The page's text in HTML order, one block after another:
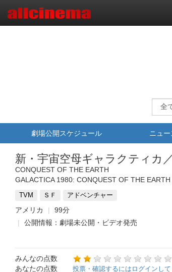
劇場公開スケジュール ニュー
新・宇宙空母ギャラクティカ
CONQUEST OF THE EARTH
GALACTICA 1980: CONQUEST OF THE EARTH
TVM ＳＦ アドベンチャー
アメリカ
99分
公開情報：劇場未公開・ビデオ発売
みんなの点数
あなたの点数
投票・確認するにはログインして